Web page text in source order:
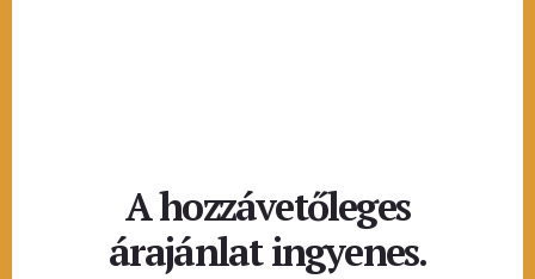
A hozzávetőleges
árajánlat ingyenes.